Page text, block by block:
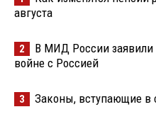
августа
2
В МИД России заявили
войне с Россией
3 Законы, вступающие в